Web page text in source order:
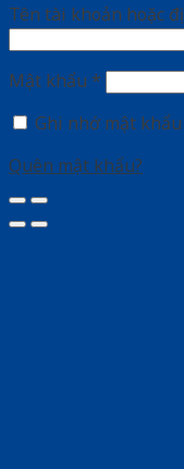
Tên tài khoản hoặc
Mật khẩu *
Ghi nhớ mật khẩu
Quên mật khẩu?